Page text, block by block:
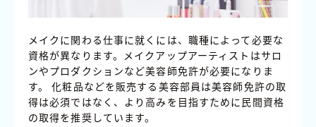
メイクに関わる仕事に就くには、職種によって必要な
資格が異なります。メイクアップアーティストはサロ
ンやプロダクションなど美容師免許が必要になりま
す。 化粧品などを販売する美容部員は美容師免許の取
得は必須ではなく、より高みを目指すために民間資格
の取得を推奨しています。